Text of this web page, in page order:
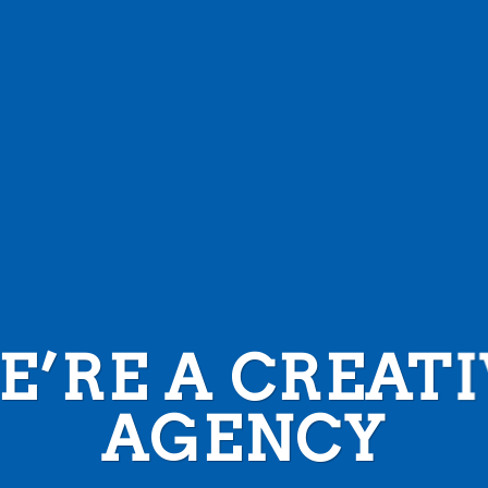
A
AGENCY